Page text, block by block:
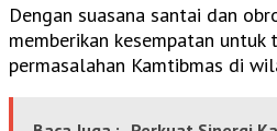
Dengan suasana santai dan
memberikan kesempatan untuk
permasalahan Kamtibmas di